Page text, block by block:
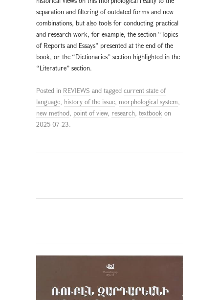
separation and filtering of outdated forms and new
combinations, but also tools for conducting practical
and research work, for example, the section “Topics
of Reports and Essays” presented at the end of the
book, or the “Dictionaries” section highlighted in the
“Literature” section.
Posted in REVIEWS and tagged current state of
language, history of the issue, morphological system,
new method, point of view, research, textbook on
2025-07-23.